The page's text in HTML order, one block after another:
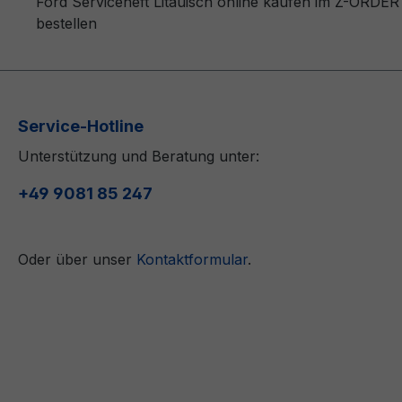
bestellen
Service-Hotline
Unterstützung und Beratung unter:
+49 9081 85 247
Oder über unser Kontaktformular.